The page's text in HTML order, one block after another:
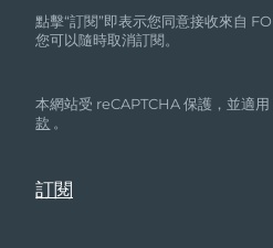
點擊“訂閱”即表示您同意接收來自
您可以隨時取消訂閱。
本網站受 reCAPTCHA 保護，並適
款 。